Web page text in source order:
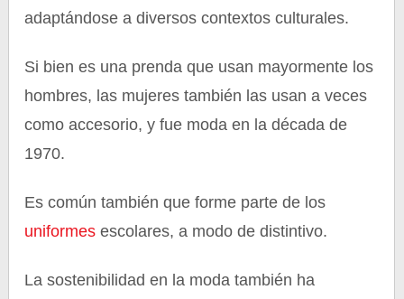
adaptándose a diversos contextos culturales.
Si bien es una prenda que usan mayormente los
hombres, las mujeres también las usan a veces
como accesorio, y fue moda en la década de
1970.
Es común también que forme parte de los
uniformes escolares, a modo de distintivo.
La sostenibilidad en la moda también ha